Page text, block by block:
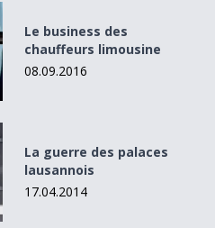
limousine
Le business des
chauffeurs limousine
08.09.2016
La guerre des palaces
lausannois
17.04.2014